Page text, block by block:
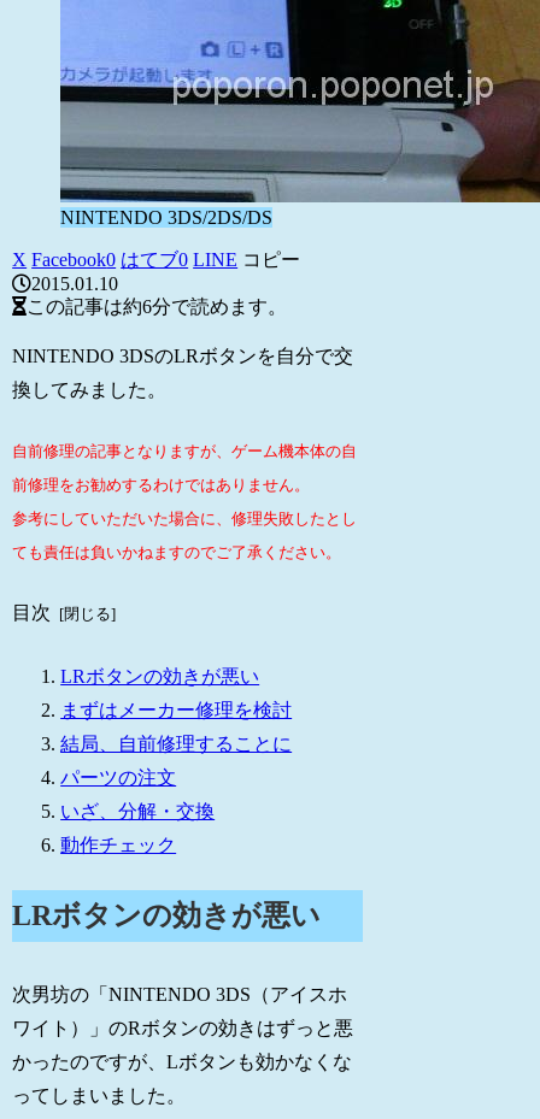
NINTENDO 3DS/2DS/DS
X Facebook0 はてブ0 LINE コピー
2015.01.10
この記事は約6分で読めます。
NINTENDO 3DSのLRボタンを自分で交
換してみました。
自前修理の記事となりますが、ゲーム機本体の自
前修理をお勧めするわけではありません。
参考にしていただいた場合に、修理失敗したとし
ても責任は負いかねますのでご了承ください。
目次
LRボタンの効きが悪い
まずはメーカー修理を検討
結局、自前修理することに
パーツの注文
いざ、分解・交換
動作チェック
LRボタンの効きが悪い
次男坊の「NINTENDO 3DS（アイスホ
ワイト）」のRボタンの効きはずっと悪
かったのですが、Lボタンも効かなくな
ってしまいました。